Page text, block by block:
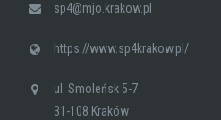
sp4@mjo.krakow.pl
https://www.sp4krakow.pl/
ul. Smoleńsk 5-7
31-108 Kraków